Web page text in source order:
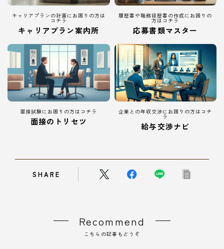
キャリアプランの計画にお困りの方は
コチラ
キャリアプラン案内所
履歴書や職務経歴書の作成にお困りの
方はコチラ
応募書類マスター
面接試験にお困りの方はコチラ
面接のトリセツ
企業との年収交渉にお困りの方はコチ
ラ
給与交渉ナビ
SHARE
Recommend
こちらの記事もどうぞ